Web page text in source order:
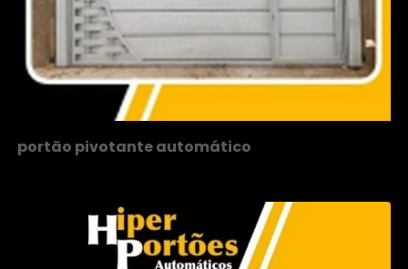
portão pivotante automático